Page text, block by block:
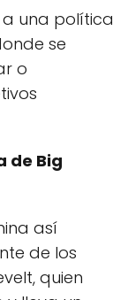
a una política
se
o
de Big
así
de los
quien